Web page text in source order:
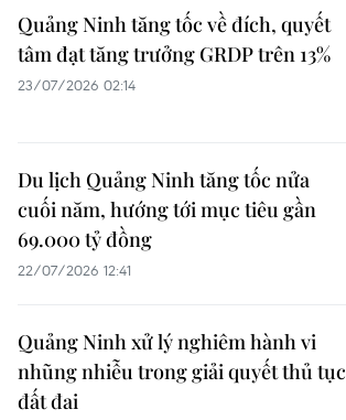
Quảng Ninh tăng tốc về đích, quyết
tâm đạt tăng trưởng GRDP trên 13%
23/07/2026 02:14
Du lịch Quảng Ninh tăng tốc nửa
cuối năm, hướng tới mục tiêu gần
69.000 tỷ đồng
22/07/2026 12:41
Quảng Ninh xử lý nghiêm hành vi
nhũng nhiễu trong giải quyết thủ tục
đất đai